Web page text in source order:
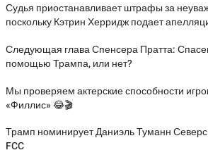
Судья приостанавливает штрафы за
поскольку Кэтрин Херридж подает
Следующая глава Спенсера Пратта:
помощью Трампа, или нет?
Мы проверяем актерские способности
«Филлис» 😂🎬
Трамп номинирует Даниэль Туманн Северс
FCC